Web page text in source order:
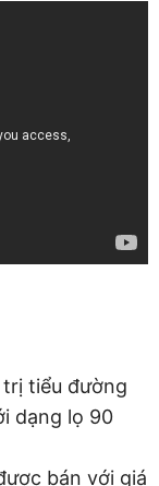
tiểu đường
dạng lọ 90
bán với giá